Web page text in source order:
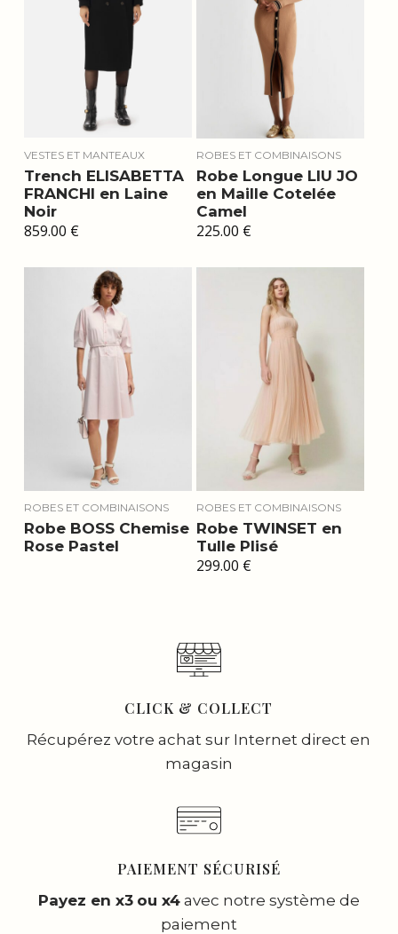
VESTES ET MANTEAUX
Trench ELISABETTA
FRANCHI en Laine
Noir
859.00 €
ROBES ET COMBINAISONS
Robe Longue LIU JO
en Maille Cotelée
Camel
225.00 €
ROBES ET COMBINAISONS
Robe BOSS Chemise
Rose Pastel
ROBES ET COMBINAISONS
Robe TWINSET en
Tulle Plisé
299.00 €
CLICK & COLLECT
Récupérez votre achat sur Internet direct en
magasin
PAIEMENT SÉCURISÉ
Payez en x3 ou x4avec notre système de
paiement